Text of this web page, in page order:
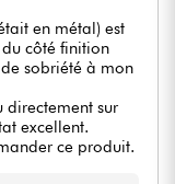
en métal) est
côté finition
sobriété à mon
directement sur
excellent.
ce produit.